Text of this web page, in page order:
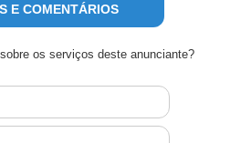
E COMENTÁRIOS
os serviços deste anunciante?